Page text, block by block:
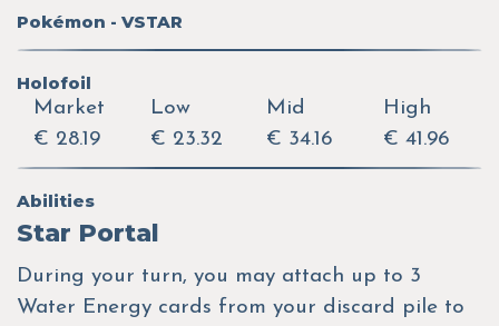
Pokémon - VSTAR
Holofoil
Market
€ 28.19
Low
€ 23.32
Mid
€ 34.16
High
€ 41.96
Abilities
Star Portal
During your turn, you may attach up to 3
Water Energy cards from your discard pile to